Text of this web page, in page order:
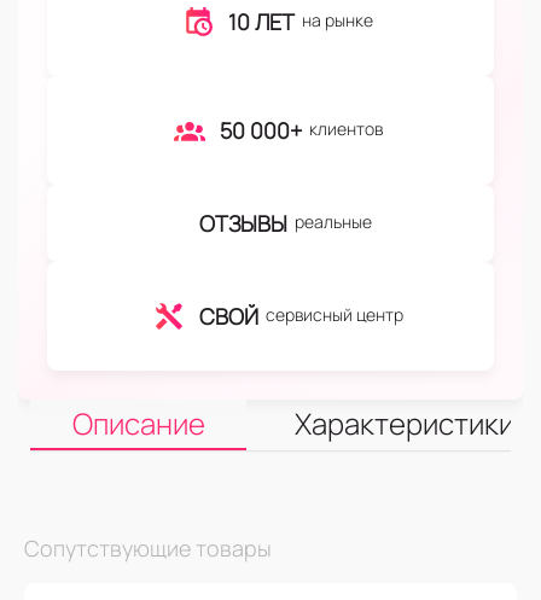
10 ЛЕТ на рынке
50 000+ клиентов
ОТЗЫВЫ реальные
СВОЙ сервисный центр
Описание Характеристики
Сопутствующие товары